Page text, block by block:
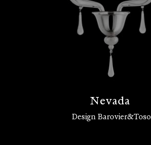
Nevada
Design Barovier&Toso